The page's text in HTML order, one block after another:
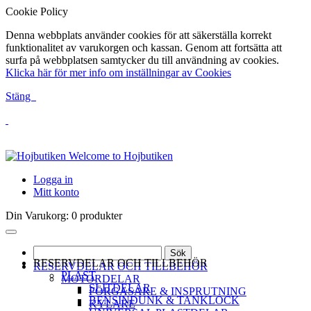
Cookie Policy
Denna webbplats använder cookies för att säkerställa korrekt
funktionalitet av varukorgen och kassan. Genom att fortsätta att
surfa på webbplatsen samtycker du till användning av cookies.
Klicka här för mer info om inställningar av Cookies
Stäng
Welcome to Hojbutiken
Logga in
Mitt konto
Din Varukorg: 0 produkter
Sök
RESERVDELAR OCH TILLBEHÖR
MOTORDELAR
FÖRGASARE & INSPRUTNING
KYLARE
RESERVDELAR OCH TILLBEHÖR
PLAST
SLITDELAR
BENSINDUNK & TANKLOCK